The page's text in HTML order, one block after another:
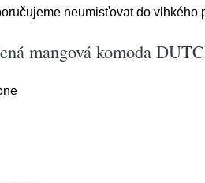
neumisťovat do
mangová komoda